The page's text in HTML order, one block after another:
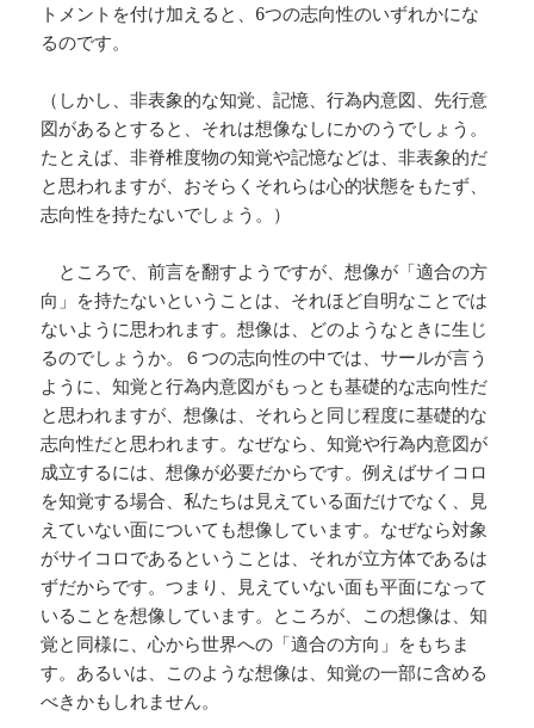
トメントを付け加えると、6つの志向性のいずれかにな
るのです。
（しかし、非表象的な知覚、記憶、行為内意図、先行意
図があるとすると、それは想像なしにかのうでしょう。
たとえば、非脊椎度物の知覚や記憶などは、非表象的だ
と思われますが、おそらくそれらは心的状態をもたず、
志向性を持たないでしょう。）
ところで、前言を翻すようですが、想像が「適合の方
向」を持たないということは、それほど自明なことでは
ないように思われます。想像は、どのようなときに生じ
るのでしょうか。６つの志向性の中では、サールが言う
ように、知覚と行為内意図がもっとも基礎的な志向性だ
と思われますが、想像は、それらと同じ程度に基礎的な
志向性だと思われます。なぜなら、知覚や行為内意図が
成立するには、想像が必要だからです。例えばサイコロ
を知覚する場合、私たちは見えている面だけでなく、見
えていない面についても想像しています。なぜなら対象
がサイコロであるということは、それが立方体であるは
ずだからです。つまり、見えていない面も平面になって
いることを想像しています。ところが、この想像は、知
覚と同様に、心から世界への「適合の方向」をもちま
す。あるいは、このような想像は、知覚の一部に含める
べきかもしれません。